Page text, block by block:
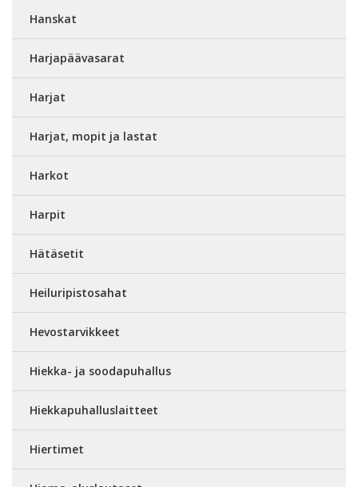
Hanskat
Harjapäävasarat
Harjat
Harjat, mopit ja lastat
Harkot
Harpit
Hätäsetit
Heiluripistosahat
Hevostarvikkeet
Hiekka- ja soodapuhallus
Hiekkapuhalluslaitteet
Hiertimet